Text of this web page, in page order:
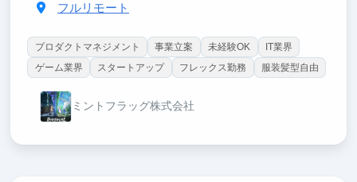
フルリモート
プロダクトマネジメント 事業立案 未経験OK
IT業界
ゲーム業界
スタートアップ フレックス勤務 服装髪型自由
ミントフラッグ株式会社